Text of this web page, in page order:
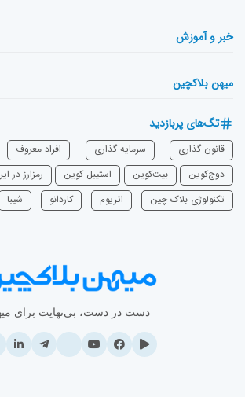
خبر و آموزش
میهن بلاکچین
تگ‌های پربازدید
قانون گذاری سرمایه‌ گذاری افراد معروف
دوج‌کوین
بیت‌کوین استیبل کوین رمزارز در
تکنولوژی بلاک چین
اتریوم ‌کاردانو شیبا
دست در دست، بی‌نهایت برای